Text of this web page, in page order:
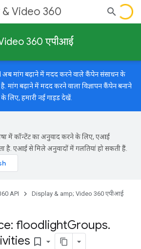
& Video 360
360 एपीआई
अब मांग बढ़ाने में मदद करने वाले कैंपेन संसाधन के
मांग बढ़ाने में मदद करने वाला विज्ञापन कैंपेन बनाने
लिए, हमारीनई गाइडदेखें.
में कॉन्टेंट का अनुवाद करने के लिए, एआई
है. एआई से मिले अनुवादों में गलतियां हो सकती हैं.
API
Display & amp; Video 360 एपीआई
floodlightGroups.
bookmark_border